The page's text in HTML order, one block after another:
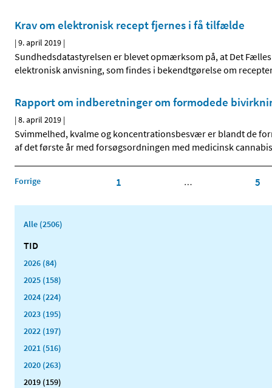
Krav om elektronisk recept fjernes i få tilfælde
|9. april 2019 |
Sundhedsdatastyrelsen er blevet opmærksom på, at Det
elektronisk anvisning, som findes i bekendtgørelse om
Rapport om indberetninger om formodede
|8. april 2019 |
Svimmelhed, kvalme og koncentrationsbesvær er blandt de
af det første år med forsøgsordningen med medicinsk
Forrige 1 … 5
Alle (2506)
TID
2026 (84)
2025 (158)
2024 (224)
2023 (195)
2022 (197)
2021 (516)
2020 (263)
2019 (159)